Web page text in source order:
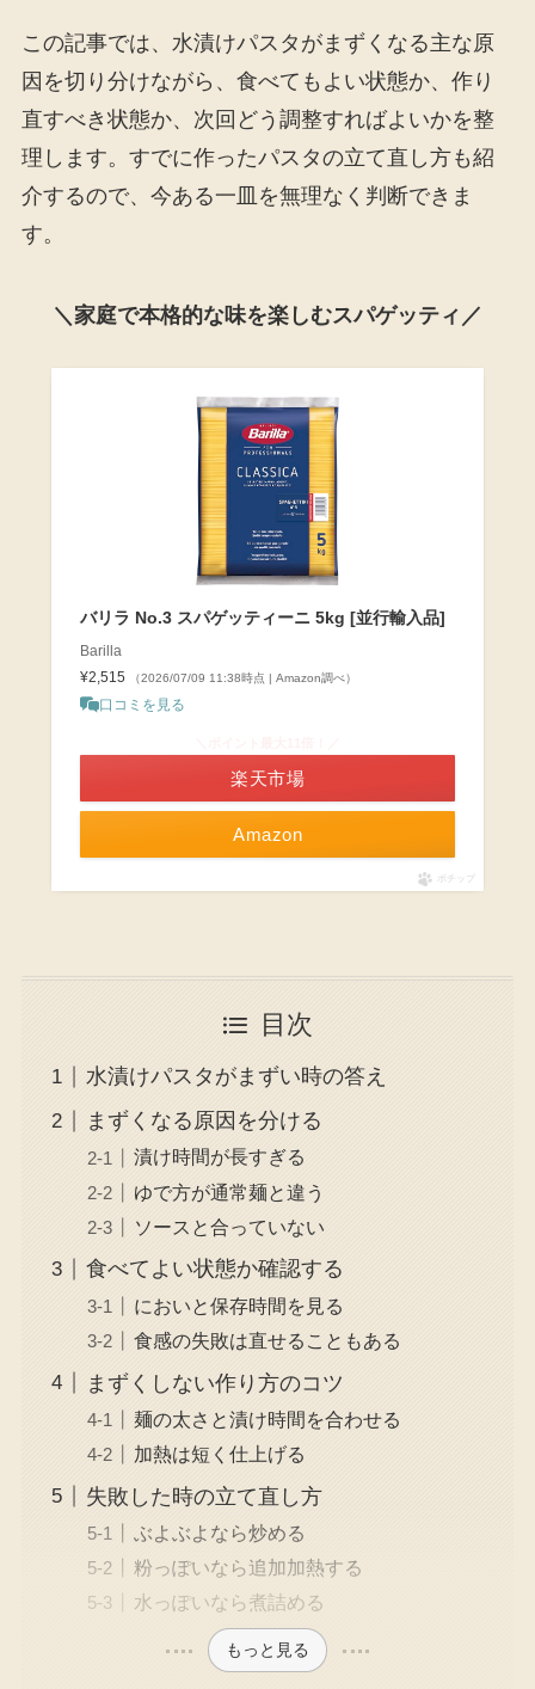
この記事では、水漬けパスタがまずくなる主な原
因を切り分けながら、食べてもよい状態か、作り
直すべき状態か、次回どう調整すればよいかを整
理します。すでに作ったパスタの立て直し方も紹
介するので、今ある一皿を無理なく判断できま
す。
＼家庭で本格的な味を楽しむスパゲッティ／
バリラ No.3 スパゲッティーニ 5kg [並行輸入品]
Barilla
¥2,515
（2026/07/09 11:38時点 | Amazon調べ）
口コミを見る
Amazon
楽天市場
ポチップ
目次
水漬けパスタがまずい時の答え
まずくなる原因を分ける
漬け時間が長すぎる
ゆで方が通常麺と違う
ソースと合っていない
食べてよい状態か確認する
においと保存時間を見る
食感の失敗は直せることもある
まずくしない作り方のコツ
麺の太さと漬け時間を合わせる
加熱は短く仕上げる
失敗した時の立て直し方
ぶよぶよなら炒める
粉っぽいなら追加加熱する
水っぽいなら煮詰める
もっと見る